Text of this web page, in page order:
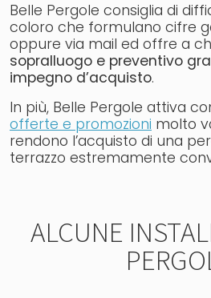
Belle Pergole consiglia di
coloro che formulano cifre
oppure via mail ed offre a
sopralluogo e preventivo
impegno d’acquisto.
In più, Belle Pergole attiva
offerte e promozioni molto
rendono l’acquisto di una
terrazzo estremamente
ALCUNE